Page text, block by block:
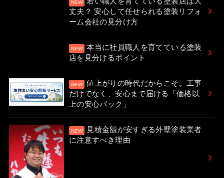
丈夫？ 安心して任せられる塗装リフォ
ーム会社の見分け方
本当に社員職人を育てている塗装
店を見分けるポイント
値上がりの時代だからこそ。工事
だけでなく、安心まで届ける「価格以
上の安心パック」
見積金額が安すぎる外壁塗装業者
に注意すべき理由